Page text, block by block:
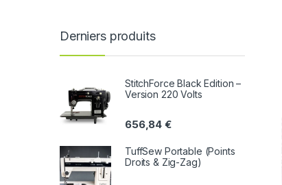
Derniers produits
StitchForce Black Edition –
Version 220 Volts
656,84€
TuffSew Portable (Points
Droits & Zig-Zag)